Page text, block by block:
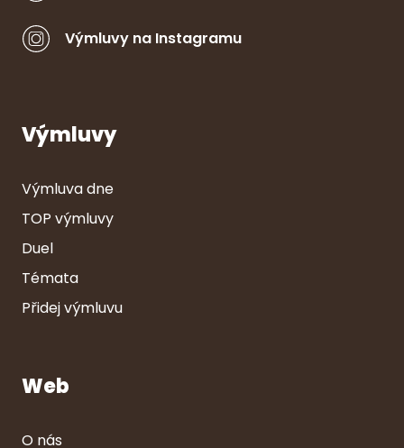
Výmluvy na Instagramu
Výmluvy
Výmluva dne
TOP výmluvy
Duel
Témata
Přidej výmluvu
Web
O nás